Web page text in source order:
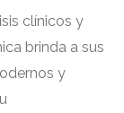
clínicos y
brinda a sus
y